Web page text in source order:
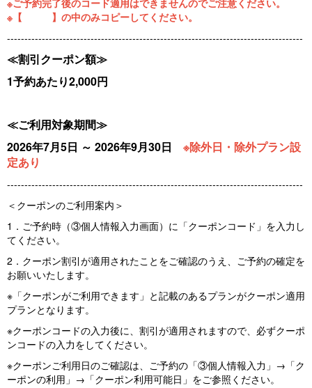
※ご予約完了後のコード適用はできませんのでご注意ください。
※【 】の中のみコピーしてください。
-------------------------------------------------------------------------------------
≪割引クーポン額≫
1予約あたり2,000円
≪ご利用対象期間≫
2026年7月5日 ～ 2026年9月30日 ※除外日・除外プラン設
定あり
-------------------------------------------------------------------------------------
＜クーポンのご利用案内＞
1．ご予約時（③個人情報入力画面）に「クーポンコード」を入力し
てください。
2．クーポン割引が適用されたことをご確認のうえ、ご予約の確定を
お願いいたします。
※「クーポンがご利用できます」と記載のあるプランがクーポン適用
プランとなります。
※クーポンコードの入力後に、割引が適用されますので、必ずクーポ
ンコードの入力をしてください。
※クーポンご利用日のご確認は、ご予約の「③個人情報入力」→「ク
ーポンの利用」→「クーポン利用可能日」をご参照ください。